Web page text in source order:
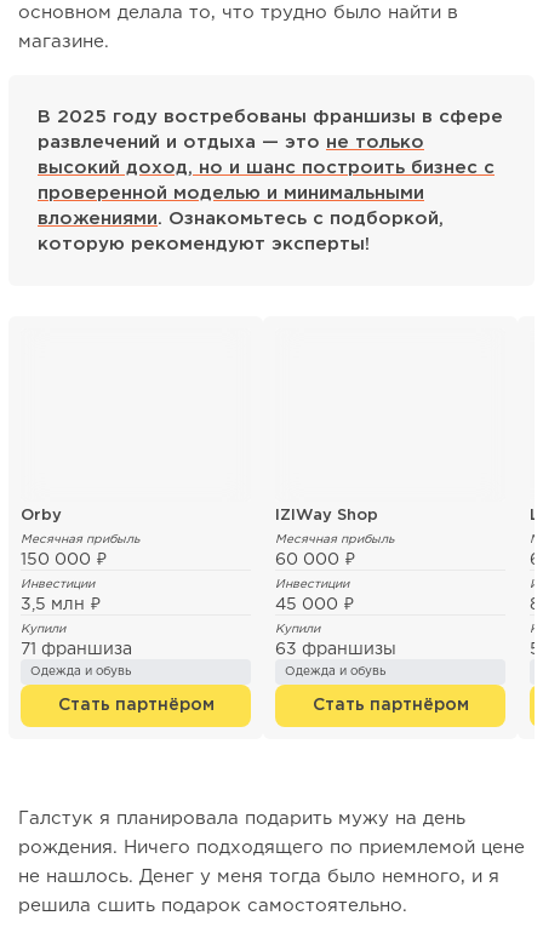
основном делала то, что трудно было найти в
магазине.
В 2025 году востребованы франшизы в сфере
развлечений и отдыха — это не только
высокий доход, но и шанс построить бизнес с
проверенной моделью и минимальными
вложениями. Ознакомьтесь с подборкой,
которую рекомендуют эксперты!
Orby
Месячная прибыль
150 000 ₽
Инвестиции
3,5 млн ₽
Купили
71 франшиза
Одежда и обувь
Стать партнёром
IZIWay Shop
Месячная прибыль
60 000 ₽
Инвестиции
45 000 ₽
Купили
63 франшизы
Одежда и обувь
Стать партнёром
Галстук я планировала подарить мужу на день
рождения. Ничего подходящего по приемлемой цене
не нашлось. Денег у меня тогда было немного, и я
решила сшить подарок самостоятельно.